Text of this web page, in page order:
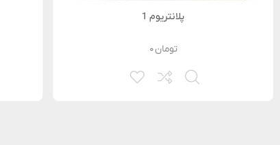
پلانتریوم 1
۰تومان